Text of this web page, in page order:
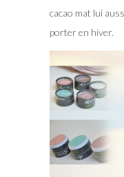
cacao mat lui
porter en hiver.